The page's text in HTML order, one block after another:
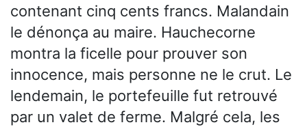
contenant cinq cents francs. Malandain
le dénonça au maire. Hauchecorne
montra la ficelle pour prouver son
innocence, mais personne ne le crut. Le
lendemain, le portefeuille fut retrouvé
par un valet de ferme. Malgré cela, les